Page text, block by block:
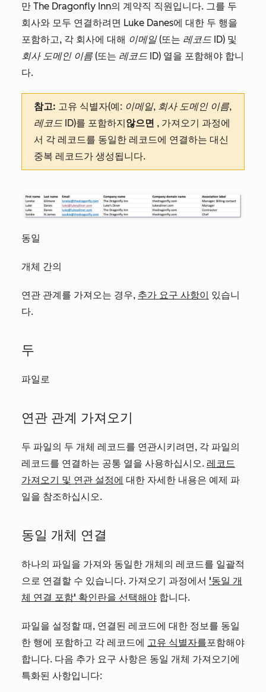
만 The Dragonfly Inn의 계약직 직원입니다. 그를 두
회사와 모두 연결하려면 Luke Danes에 대한 두 행을
포함하고, 각 회사에 대해 이메일(또는 레코드 ID) 및
회사 도메인 이름 (또는 레코드 ID) 열을 포함해야 합니
다.
참고: 고유 식별자(예: 이메일, 회사 도메인 이름,
레코드 ID)를 포함하지않으면 , 가져오기 과정에
서 각 레코드를 동일한 레코드에 연결하는 대신
중복 레코드가 생성됩니다.
동일
개체 간의
연관 관계를 가져오는 경우, 추가 요구 사항이 있습니
다.
두
파일로
연관 관계 가져오기
두 파일의 두 개체 레코드를 연관시키려면, 각 파일의
레코드를 연결하는 공통 열을 사용하십시오. 레코드
가져오기 및 연관 설정에 대한 자세한 내용은 예제 파
일을 참조하십시오.
동일 개체 연결
하나의 파일을 가져와 동일한 개체의 레코드를 일괄적
으로 연결할 수 있습니다. 가져오기 과정에서 '동일 개
체 연결 포함' 확인란을 선택해야 합니다.
파일을 설정할 때, 연결된 레코드에 대한 정보를 동일
한 행에 포함하고 각 레코드에 고유 식별자를포함해야
합니다. 다음 추가 요구 사항은 동일 개체 가져오기에
특화된 사항입니다: